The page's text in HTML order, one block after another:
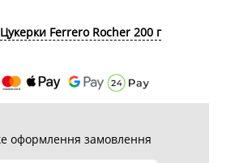
Цукерки Ferrero Rocher 200 г
оформлення замовлення